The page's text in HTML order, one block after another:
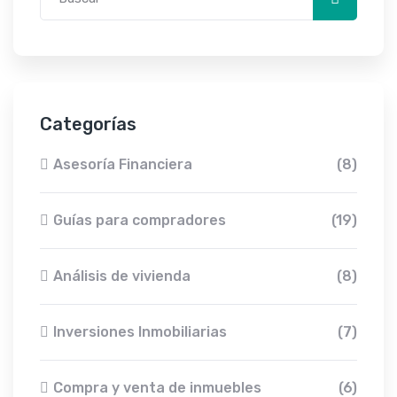
Categorías
Asesoría Financiera (8)
Guías para compradores (19)
Análisis de vivienda (8)
Inversiones Inmobiliarias (7)
Compra y venta de inmuebles (6)